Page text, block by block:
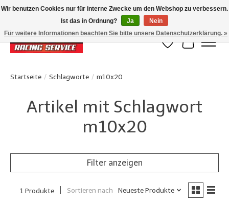
Klanten beoordelen ons met een 4,8/5 op Google reviews
Wunschzettel
Ihr
Startseite / Schlagworte / m10x20
Artikel mit Schlagwort
m10x20
Filter anzeigen
1 Produkte Sortieren nach Neueste Produkte
Wir benutzen Cookies nur für interne Zwecke um den Webshop zu verbessern.
Ist das in Ordnung?
Ja
Nein
Für weitere Informationen beachten Sie bitte unsere Datenschutzerklärung. »